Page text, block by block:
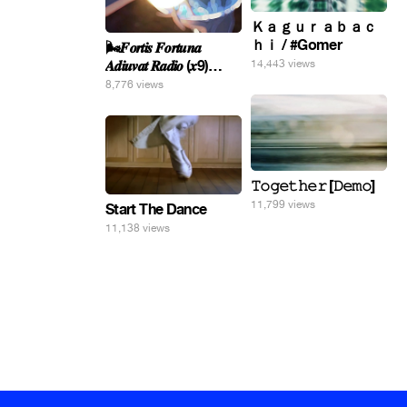
Ｋａｇｕｒａｂａｃ
ｈｉ / #Gomer
14,443 views
🌬️𝑭𝒐𝒓𝒕𝒊𝒔 𝑭𝒐𝒓𝒕𝒖𝒏𝒂
𝑨𝒅𝒊𝒖𝒗𝒂𝒕 𝑹𝒂𝒅𝒊𝒐 (𝒙9)
#Gomer 🎢💝
8,776 views
𝚃𝚘𝚐𝚎𝚝𝚑𝚎𝚛 [𝙳𝚎𝚖𝚘]
11,799 views
Start The Dance
11,138 views